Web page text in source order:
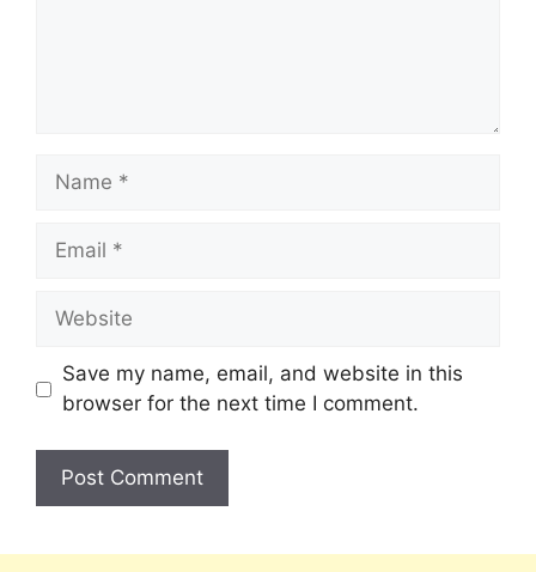
Save my name, email, and website in this
browser for the next time I comment.